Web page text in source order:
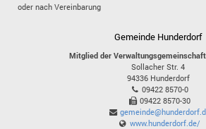
oder nach Vereinbarung
Gemeinde Hunderdorf
Mitglied der
Sollacher Str. 4
94336 Hunderdorf
09422 8570-0
09422 8570-30
www.hunderdorf.de/